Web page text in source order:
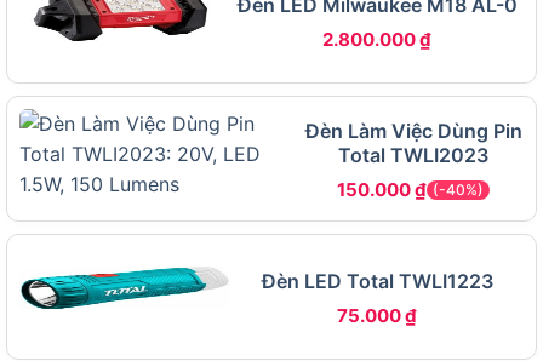
Bảng dưới đây tổng hợp toàn bộ thông số kỹ
bao gồm thông số ánh sáng, nguồn pin, kích
thước và các tính năng bổ sung:
THÔNG SỐ
Thương hiệu
Ledlenser (Đức)
Mã sản phẩm
MH5
Loại sản phẩm
Đèn pin đội đầu đa năng
2.800.000₫
Đèn Làm Việc Dùng Pin
Total TWLI2023
150.000₫ (-40%)
Đèn LED Total TWLI1223
75.000₫